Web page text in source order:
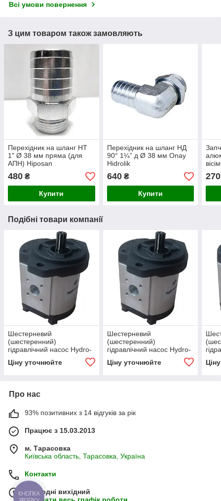
Всі умови повернення
З цим товаром також замовляють
Перехідник на шланг НТ
1" Ø 38 мм пряма (для
АПН) Hiposan
480 ₴
Купити
Перехідник на шланг НД
90° 1¼” д Ø 38 мм Onay
Hidrolik
640₴
Купити
270
Подібні товари компанії
Шестерневий
(шестеренний)
гідравлічний насос Hydro-
Ціну уточнюйте
Шестерневий
(шестеренний)
гідравлічний насос Hydro-
Ціну уточнюйте
Про нас
93% позитивних з 14 відгуків за рік
Працює з 15.03.2013
м. Тарасовка
Київська область, Тарасовка, Україна
Контакти
Сьогодні вихідний
Показати весь графік роботи
КНОПКА